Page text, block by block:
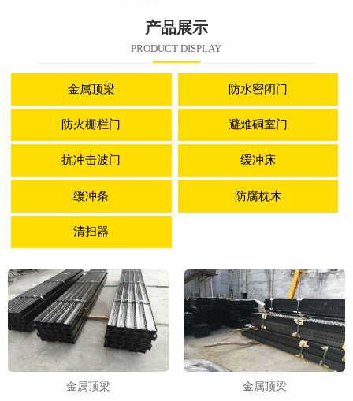
产品展示
PRODUCT DISPLAY
金属顶梁 防水密闭门
防火栅栏门 避难硐室门
抗冲击波门 缓冲床
缓冲条 防腐枕木
清扫器
金属顶梁 金属顶梁